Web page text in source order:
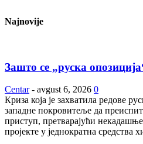
Najnovije
Зашто се „руска
Centar - avgust 6, 2026 0
Криза која је захватила редове
западне покровитеље да
приступ, претварајући
пројекте у једнократна средства